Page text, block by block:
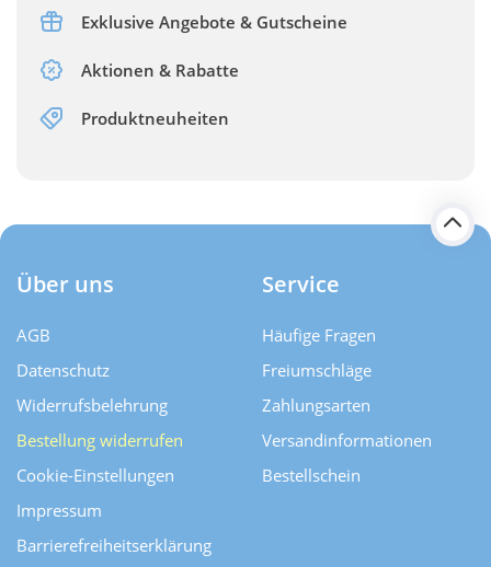
Exklusive Angebote & Gutscheine
Aktionen & Rabatte
Produktneuheiten
Über uns
AGB
Datenschutz
Widerrufsbelehrung
Bestellung widerrufen
Cookie-Einstellungen
Impressum
Barrierefreiheitserklärung
Service
Häufige Fragen
Freiumschläge
Zahlungsarten
Versand­informationen
Bestellschein